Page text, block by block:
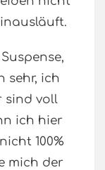
sehr, ich
sind voll
ich hier
100%
mich der